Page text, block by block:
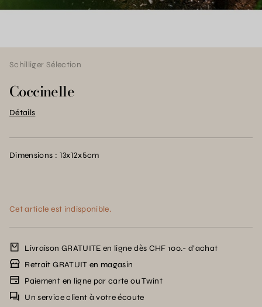
Schilliger Sélection
Coccinelle
Détails
Dimensions : 13x12x5cm
Cet article est indisponible.
Livraison GRATUITE en ligne dès CHF 100.- d’achat
Retrait GRATUIT en magasin
Paiement en ligne par carte ou Twint
Un service client à votre écoute